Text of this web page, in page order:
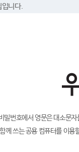
입니다.
밀번호에서 영문은 대소문
께 쓰는 공용 컴퓨터를 이